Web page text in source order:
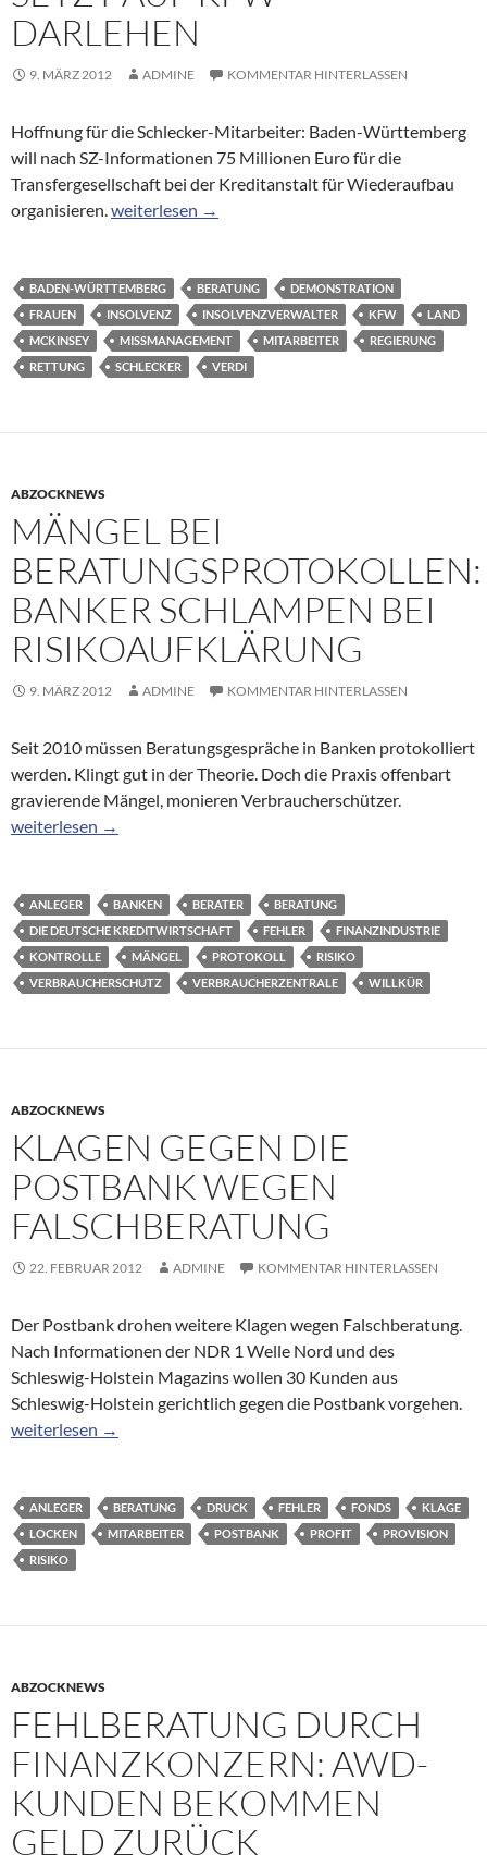
DARLEHEN
9. MÄRZ 2012 ADMINE KOMMENTAR HINTERLASSEN
Hoffnung für die Schlecker-Mitarbeiter: Baden-Württemberg
will nach SZ-Informationen 75 Millionen Euro für die
Transfergesellschaft bei der Kreditanstalt für Wiederaufbau
organisieren.Schlecker: Insolvenzverwalter setzt auf KfW-
weiterlesen →
BADEN-WÜRTTEMBERG BERATUNG
DEMONSTRATION
FRAUEN
INSOLVENZ INSOLVENZVERWALTER KFW
LAND
MCKINSEY
MISSMANAGEMENT MITARBEITER
REGIERUNG
RETTUNG
SCHLECKER VERDI
ABZOCKNEWS
MÄNGEL BEI
BERATUNGSPROTOKOLLEN:
BANKER SCHLAMPEN BEI
RISIKOAUFKLÄRUNG
9. MÄRZ 2012 ADMINE KOMMENTAR HINTERLASSEN
Seit 2010 müssen Beratungsgespräche in Banken protokolliert
werden. Klingt gut in der Theorie. Doch die Praxis offenbart
gravierende Mängel, monieren Verbraucherschützer.
Mängel bei Beratungsprotokollen: Banker schlampen bei
weiterlesen →
ANLEGER BANKEN BERATER
BERATUNG
DIE DEUTSCHE KREDITWIRTSCHAFT
FEHLER
FINANZINDUSTRIE
KONTROLLE
MÄNGEL PROTOKOLL
RISIKO
VERBRAUCHERSCHUTZ
VERBRAUCHERZENTRALE WILLKÜR
ABZOCKNEWS
KLAGEN GEGEN DIE
POSTBANK WEGEN
FALSCHBERATUNG
22. FEBRUAR 2012 ADMINE KOMMENTAR HINTERLASSEN
Der Postbank drohen weitere Klagen wegen Falschberatung.
Nach Informationen der NDR 1 Welle Nord und des
Schleswig-Holstein Magazins wollen 30 Kunden aus
Schleswig-Holstein gerichtlich gegen die Postbank vorgehen.
Klagen gegen die Postbank wegen Falschberatung
weiterlesen →
ANLEGER BERATUNG DRUCK FEHLER FONDS
KLAGE
LOCKEN
MITARBEITER POSTBANK PROFIT
PROVISION
RISIKO
ABZOCKNEWS
FEHLBERATUNG DURCH
FINANZKONZERN: AWD-
KUNDEN BEKOMMEN
GELD ZURÜCK